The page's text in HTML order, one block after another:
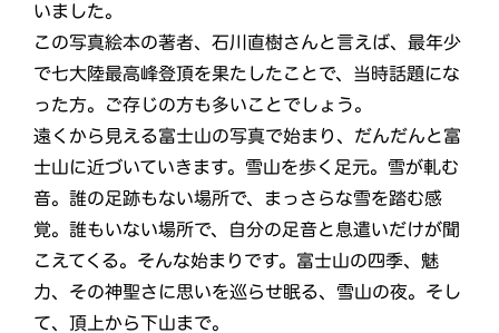
いました。
この写真絵本の著者、石川直樹さんと言えば、最年少
で七大陸最高峰登頂を果たしたことで、当時話題にな
った方。ご存じの方も多いことでしょう。
遠くから見える富士山の写真で始まり、だんだんと富
士山に近づいていきます。雪山を歩く足元。雪が軋む
音。誰の足跡もない場所で、まっさらな雪を踏む感
覚。誰もいない場所で、自分の足音と息遣いだけが聞
こえてくる。そんな始まりです。富士山の四季、魅
力、その神聖さに思いを巡らせ眠る、雪山の夜。そし
て、頂上から下山まで。